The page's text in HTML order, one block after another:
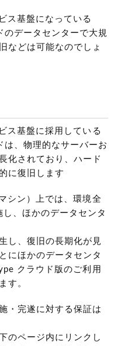
ス基盤になっている
のデータセンターで大規
などは可能なのでしょ
ス基盤に採用している
は、物理的なサーバーお
化されており、ハード
に復旧します
シン）上では、環境全
、ほかのデータセンタ
し、復旧の長期化が見
にほかのデータセンタ
クラウド版のご利用
す。
・完遂に対する保証は
のページ内にリンクし